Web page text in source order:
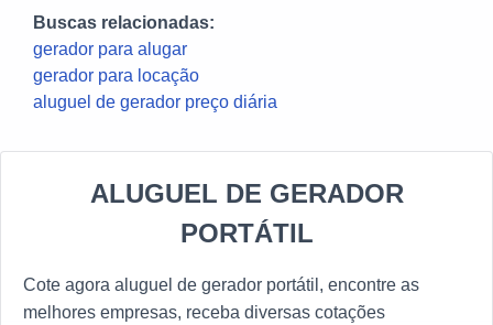
Buscas relacionadas:
gerador para alugar
gerador para locação
aluguel de gerador preço diária
ALUGUEL DE GERADOR
PORTÁTIL
Cote agora aluguel de gerador portátil, encontre as
melhores empresas, receba diversas cotações